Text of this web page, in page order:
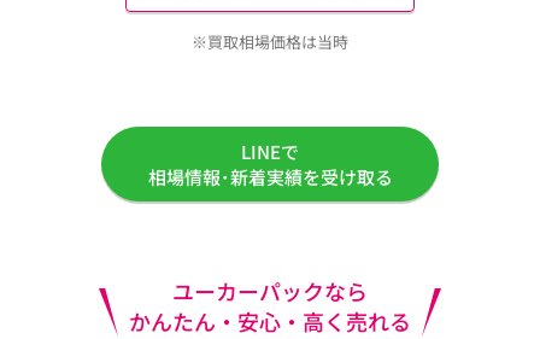
※買取相場価格は当時
LINEで
相場情報･新着実績を受け取る
ユーカーパックなら
かんたん・安心・高く売れる